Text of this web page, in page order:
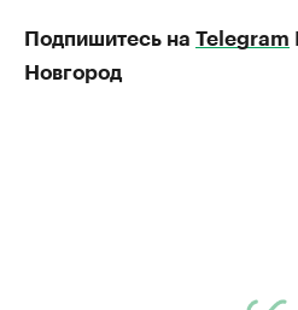
Подпишитесь на Telegram
Новгород